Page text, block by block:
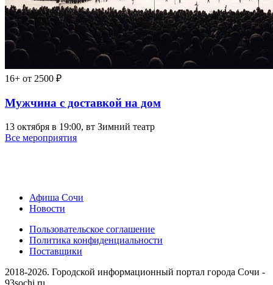
16+ от 2500 ₽
Мужчина с доставкой на дом
13 октября в 19:00, вт Зимний театр
Все мероприятия
Афиша Сочи
Новости
Пользовательское соглашение
Политика конфиденциальности
Поставщики
2018-2026. Городской информационный портал города Сочи -